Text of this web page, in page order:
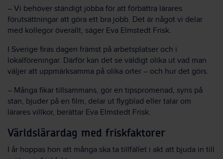
– Vi behöver ständigt jobba för att förbättra lärares
förutsättningar att göra ett bra jobb. Det är något vi delar
med kollegor överallt, säger Eva Elmstedt Frisk.
I Sverige firas dagen främst på arbetsplatser och i
lokalföreningar. Därför kan det se väldigt olika ut vad man
väljer att uppmärksamma på olika orter – och hur det görs.
– Många fikar tillsammans, gör en tipspromenad, syns på
stan, bjuder på en film, delar ut flygblad eller talar om
lärares villkor, berättar Eva Elmstedt Frisk.
Världslärardag med friskfaktorer
I år hoppas hon att många ska ta tillfället i akt att bjuda in till